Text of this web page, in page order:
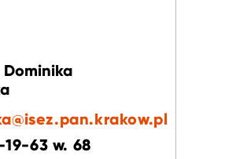
Dominika
19-63 w. 68